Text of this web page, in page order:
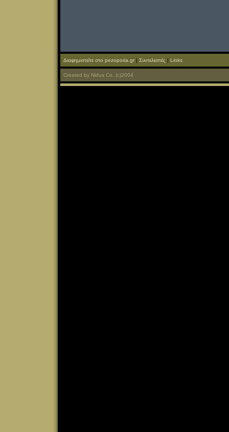
Διαφημιστείτε στο pezoporia.gr | Συντελεστές | Links
Created by Nidus Co. (c)2004